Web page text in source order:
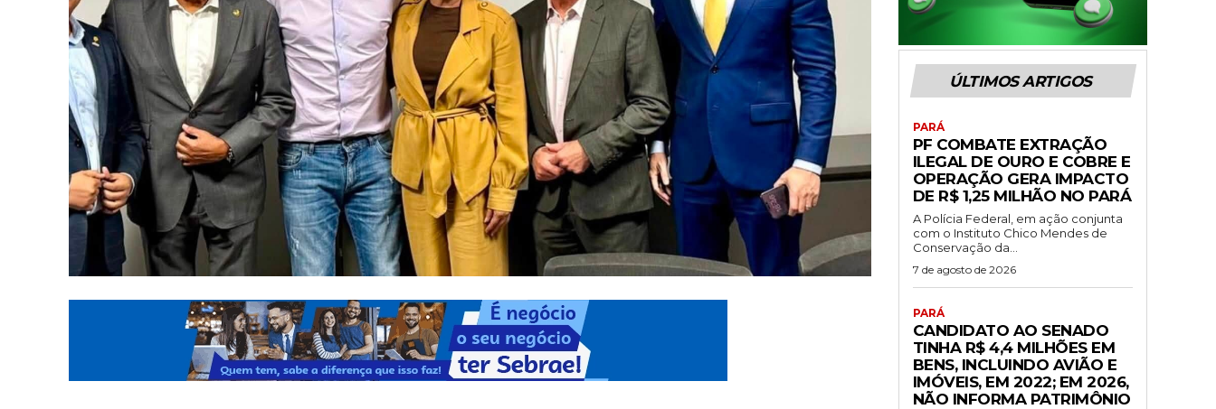
ÚLTIMOS ARTIGOS
PARÁ
PF COMBATE EXTRAÇÃO
ILEGAL DE OURO E COBRE E
OPERAÇÃO GERA IMPACTO
DE R$ 1,25 MILHÃO NO PARÁ
A Polícia Federal, em ação conjunta
com o Instituto Chico Mendes de
Conservação da...
7 de agosto de 2026
PARÁ
CANDIDATO AO SENADO
TINHA R$ 4,4 MILHÕES EM
BENS, INCLUINDO AVIÃO E
IMÓVEIS, EM 2022; EM 2026,
NÃO INFORMA PATRIMÔNIO